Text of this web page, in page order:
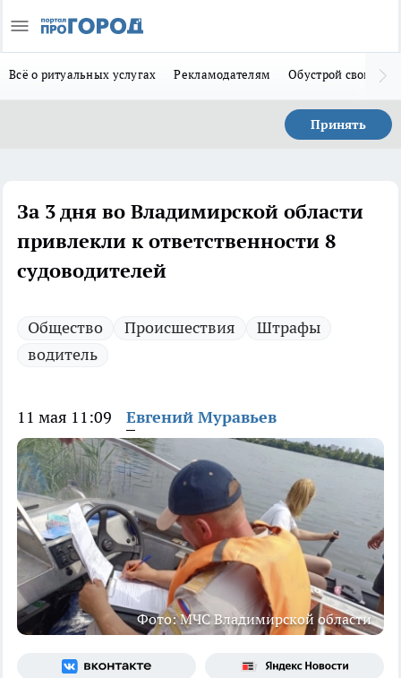
Всё о ритуальных услугах Рекламодателям Обустрой свой дом
Принять
За 3 дня во Владимирской области
привлекли к ответственности 8
судоводителей
Общество Происшествия
Штрафы
водитель
11 мая 11:09 Евгений Муравьев
Фото: МЧС Владимирской области